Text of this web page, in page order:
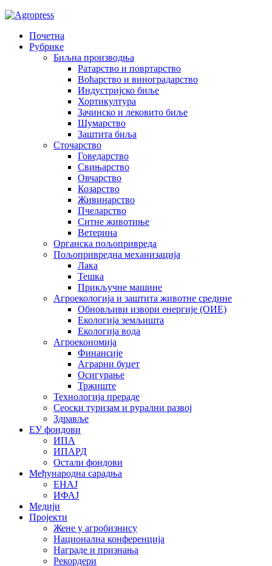
Почетна
Рубрике
Биљна производња
Ратарство и повртарство
Воћарство и виноградарство
Индустријско биље
Хортикултура
Зачинско и лековито биље
Шумарство
Заштита биља
Сточарство
Говедарство
Свињарство
Овчарство
Козарство
Живинарство
Пчеларство
Ситне животиње
Ветерина
Органска пољопривреда
Пољопривредна механизација
Лака
Тешка
Прикључне машине
Агроекологија и заштита животне средине
Обновљиви извори енергије (ОИЕ)
Екологија земљишта
Екологија вода
Агроекономија
Финансије
Аграрни буџет
Осигурање
Тржиште
Технологија прераде
Сеоски туризам и рурални развој
Здравље
ЕУ фондови
ИПА
ИПАРД
Остали фондови
Међународна сарадња
ЕНАЈ
ИФАЈ
Медији
Пројекти
Жене у агробизнису
Национална конференција
Награде и признања
Рекордери